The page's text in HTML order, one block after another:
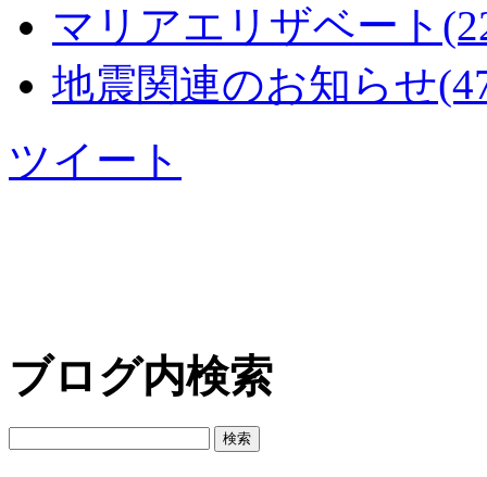
マリアエリザベート
地震関連のお知らせ
ツイート
ブログ内検索